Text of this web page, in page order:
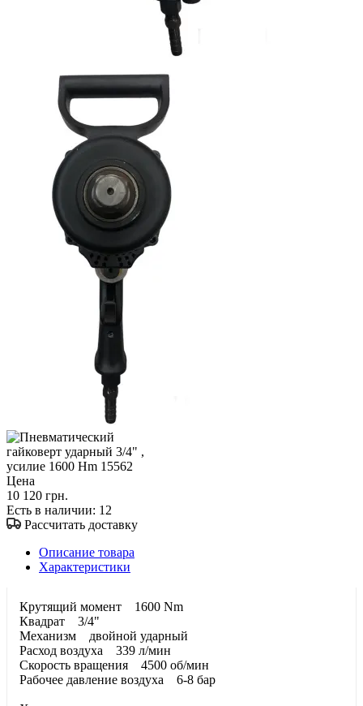
Цена
10 120 грн.
Есть в наличии: 12
Рассчитать доставку
Описание товара
Характеристики
Крутящий момент 1600 Nm
Квадрат 3/4"
Механизм двойной ударный
Расход воздуха 339 л/мин
Скорость вращения 4500 об/мин
Рабочее давление воздуха 6-8 бар